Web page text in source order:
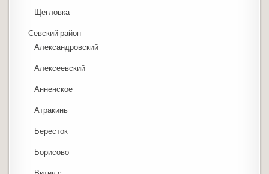
Щегловка
Севский район
Александровский
Алексеевский
Анненское
Атракинь
Бересток
Борисово